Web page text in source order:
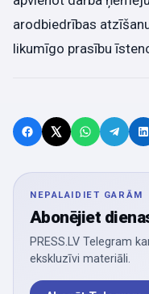
arodbiedrības
likumīgo prasību
NEPALAIDIET GARĀM
Abonējiet
PRESS.LV Telegram
ekskluzīvi materiāli.